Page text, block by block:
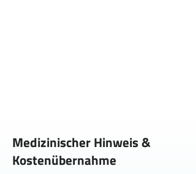
Medizinischer Hinweis &
Kostenübernahme